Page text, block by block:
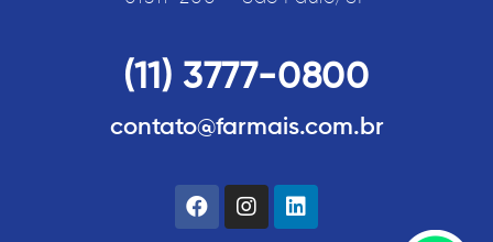
(11) 3777-0800
contato@farmais.com.br